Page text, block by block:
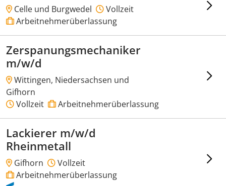
Celle und Burgwedel
Vollzeit
Arbeitnehmerüberlassung
Zerspanungsmechaniker
m/w/d
Wittingen, Niedersachsen und
Gifhorn
Vollzeit
Arbeitnehmerüberlassung
Lackierer m/w/d
Rheinmetall
Gifhorn
Vollzeit
Arbeitnehmerüberlassung